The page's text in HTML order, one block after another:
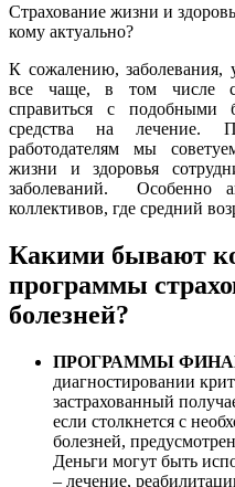
Страхование жизни и
кому актуально?
К сожалению, заболевания,
все чаще, в том числе
справиться с подобными
средства на лечение.
работодателям мы
жизни и здоровья
заболеваний. Особенно
коллективов, где средний
Какими бывают
программы
болезней?
ПРОГРАММЫ
диагностировании
застрахованный
если столкнется с
болезней,
Деньги могут быть
– лечение,